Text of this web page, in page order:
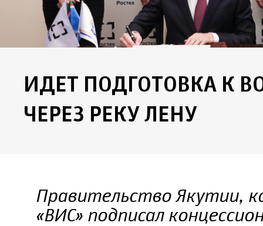
ИДЕТ ПОДГОТОВКА К
ЧЕРЕЗ РЕКУ ЛЕНУ
Правительство Якутии,
«ВИС» подписал